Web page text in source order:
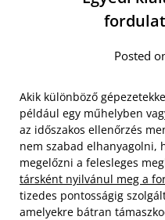
Posted
Akik különböző
például egy műhelyben
az időszakos ellenőrzés
nem szabad elhanyagolni,
megelőzni a felesleges
társként nyilvánul meg a
tizedes pontosságig
amelyekre bátran